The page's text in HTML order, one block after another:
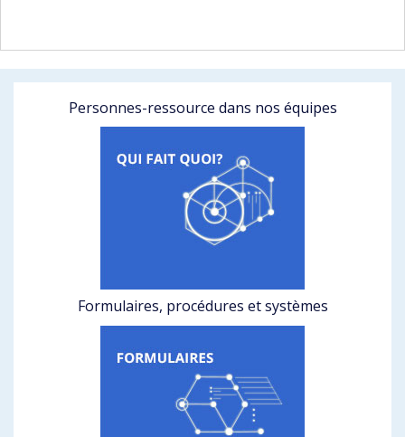
Personnes-ressource dans nos équipes
Formulaires, procédures et systèmes